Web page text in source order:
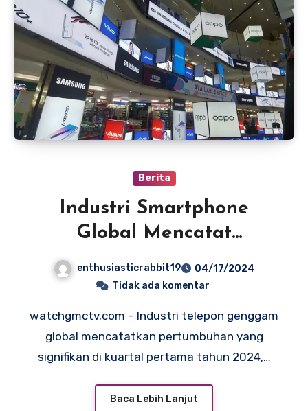
Berita
Industri Smartphone
Global Mencatat
Pertumbuhan di Kuartal
Pertama Tahun 2024
enthusiasticrabbit19
04/17/2024
Tidak ada komentar
watchgmctv.com – Industri telepon genggam
global mencatatkan pertumbuhan yang
signifikan di kuartal pertama tahun 2024,…
Baca Lebih Lanjut